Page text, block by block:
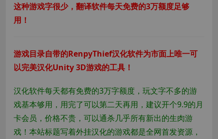
这种游戏字很少，翻译软件每天免费的3万额度足够
用！
游戏目录自带的RenpyThief汉化软件为市面上唯一可
以完美汉化Unity 3D游戏的工具！
汉化软件每天都有免费的3万字额度，玩文字不多的游
戏基本够用，用完了可以第二天再用，建议开个9.9的月
卡会员，价格不贵，可以通杀几乎所有新出的生肉游
戏！本站标题写着外挂汉化的游戏都是全网首发资源，